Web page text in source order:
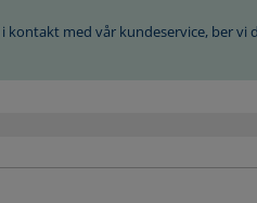
kontakt med vår kundeservice, ber vi